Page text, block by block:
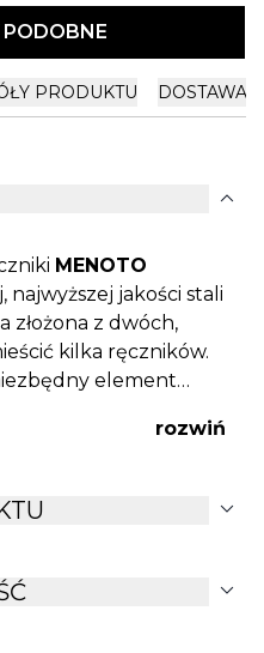
PRODUKTU DOSTAWA
expand_more
MENOTO
najwyższej jakości stali
złożona z dwóch,
kilka ręczników.
element
rozwiń
expand_more
expand_more